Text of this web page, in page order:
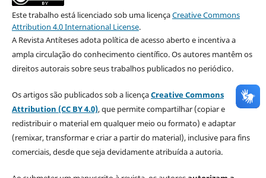
Este trabalho está licenciado sob uma licençaCreative Commons
Attribution 4.0 International License.
A Revista Antíteses adota política de acesso aberto e incentiva a
ampla circulação do conhecimento científico. Os autores mantêm os
direitos autorais sobre seus trabalhos publicados no periódico.
Os artigos são publicados sob a licençaCreative Commons
Attribution (CC BY 4.0), que permite compartilhar (copiar e
redistribuir o material em qualquer meio ou formato) e adaptar
(remixar, transformar e criar a partir do material), inclusive para fins
comerciais, desde que seja devidamente atribuída a autoria.